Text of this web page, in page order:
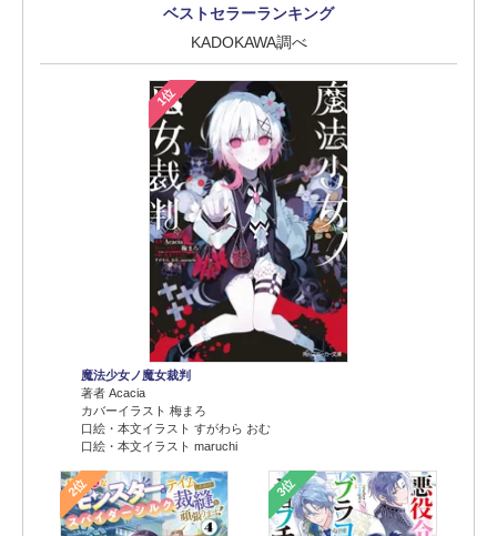
ベストセラーランキング
KADOKAWA調べ
1位
魔法少女ノ魔女裁判
著者 Acacia
カバーイラスト 梅まろ
口絵・本文イラスト すがわら おむ
口絵・本文イラスト maruchi
2位 3位